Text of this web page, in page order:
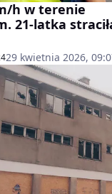
h w terenie
21-latka
29 kwietnia 2026,